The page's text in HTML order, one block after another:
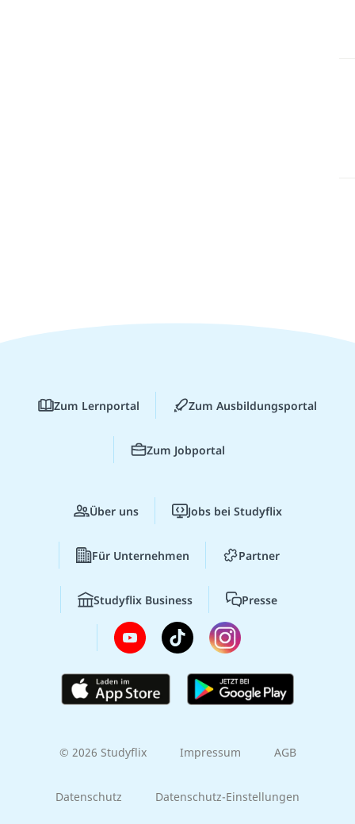
Zum Lernportal Zum Ausbildungsportal
Zum Jobportal
Über uns Jobs bei Studyflix
Für Unternehmen Partner
Studyflix Business Presse
© 2026 Studyflix Impressum AGB
Datenschutz Datenschutz-Einstellungen